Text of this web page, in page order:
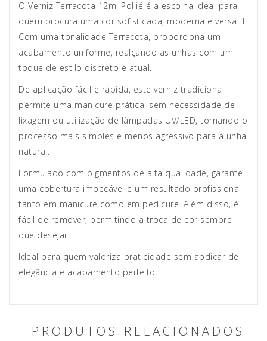
O Verniz Terracota 12ml Pollié é a escolha ideal para
quem procura uma cor sofisticada, moderna e versátil.
Com uma tonalidade Terracota, proporciona um
acabamento uniforme, realçando as unhas com um
toque de estilo discreto e atual.
De aplicação fácil e rápida, este verniz tradicional
permite uma manicure prática, sem necessidade de
lixagem ou utilização de lâmpadas UV/LED, tornando o
processo mais simples e menos agressivo para a unha
natural.
Formulado com pigmentos de alta qualidade, garante
uma cobertura impecável e um resultado profissional
tanto em manicure como em pedicure. Além disso, é
fácil de remover, permitindo a troca de cor sempre
que desejar.
Ideal para quem valoriza praticidade sem abdicar de
elegância e acabamento perfeito.
PRODUTOS RELACIONADOS